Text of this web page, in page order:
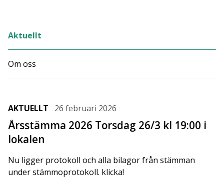
Aktuellt
Om oss
AKTUELLT 26 februari 2026
Årsstämma 2026 Torsdag 26/3 kl 19:00 i
lokalen
Nu ligger protokoll och alla bilagor från stämman
under stämmoprotokoll. klicka!